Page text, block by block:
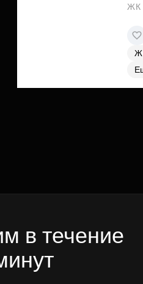
ЖК
в течение